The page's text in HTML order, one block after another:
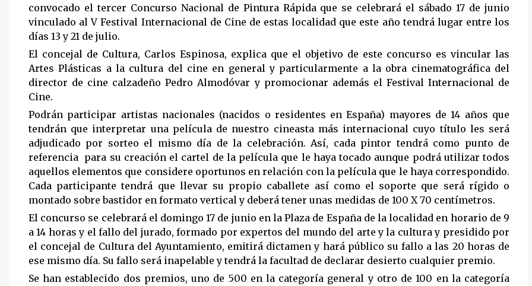
convocado el tercer Concurso Nacional de Pintura Rápida que se celebrará el sábado 17 de junio
vinculado al V Festival Internacional de Cine de estas localidad que este año tendrá lugar entre los
días 13 y 21 de julio.
El concejal de Cultura, Carlos Espinosa, explica que el objetivo de este concurso es vincular las
Artes Plásticas a la cultura del cine en general y particularmente a la obra cinematográfica del
director de cine calzadeño Pedro Almodóvar y promocionar además el Festival Internacional de
Cine.
Podrán participar artistas nacionales (nacidos o residentes en España) mayores de 14 años que
tendrán que interpretar una película de nuestro cineasta más internacional cuyo título les será
adjudicado por sorteo el mismo día de la celebración. Así, cada pintor tendrá como punto de
referencia para su creación el cartel de la película que le haya tocado aunque podrá utilizar todos
aquellos elementos que considere oportunos en relación con la película que le haya correspondido.
Cada participante tendrá que llevar su propio caballete así como el soporte que será rígido o
montado sobre bastidor en formato vertical y deberá tener unas medidas de 100 X 70 centímetros.
El concurso se celebrará el domingo 17 de junio en la Plaza de España de la localidad en horario de 9
a 14 horas y el fallo del jurado, formado por expertos del mundo del arte y la cultura y presidido por
el concejal de Cultura del Ayuntamiento, emitirá dictamen y hará público su fallo a las 20 horas de
ese mismo día. Su fallo será inapelable y tendrá la facultad de declarar desierto cualquier premio.
Se han establecido dos premios, uno de 500 en la categoría general y otro de 100 en la categoría